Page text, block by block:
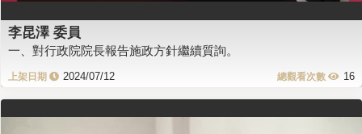
李昆澤 委員
一、對行政院院長報告施政方針繼續質詢。
2024/07/12 16